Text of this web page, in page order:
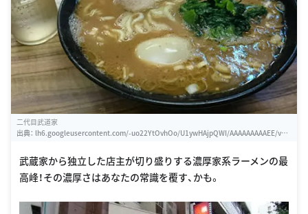
二代目武道家
出典： lh6.googleusercontent.com/-uo22YtOvhOo/U1ywHAjpQWI/AAAAAAAAAEE/vpD
武蔵家から独立した店主が切り盛りする濃厚家系ラーメンの最
高峰！その濃厚さはあなたの常識を覆す、かも。